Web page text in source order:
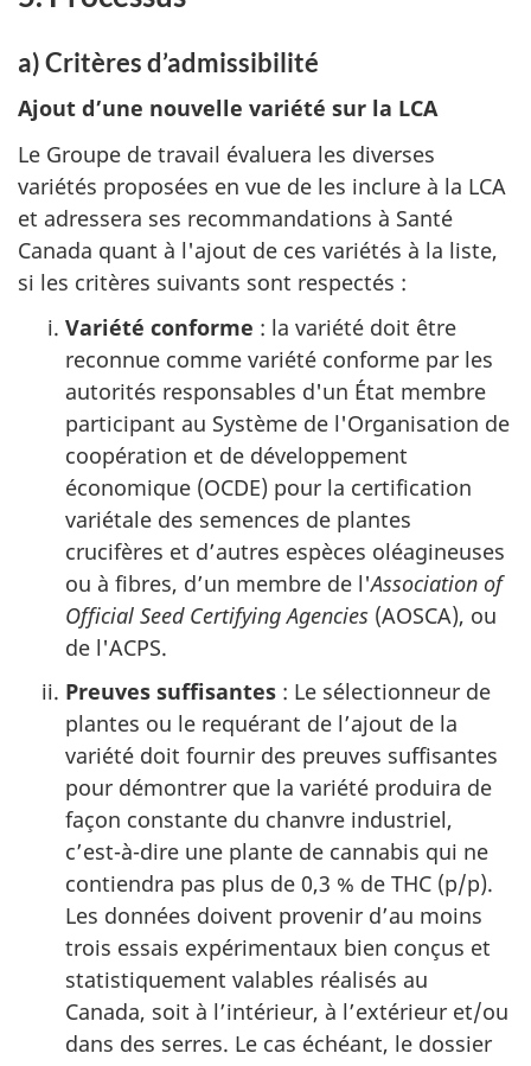
a) Critères d’admissibilité
Ajout d’une nouvelle variété sur la LCA
Le Groupe de travail évaluera les diverses
variétés proposées en vue de les inclure à la LCA
et adressera ses recommandations à Santé
Canada quant à l'ajout de ces variétés à la liste,
si les critères suivants sont respectés :
Variété conforme : la variété doit être
reconnue comme variété conforme par les
autorités responsables d'un État membre
participant au Système de l'Organisation de
coopération et de développement
économique (OCDE) pour la certification
variétale des semences de plantes
crucifères et d’autres espèces oléagineuses
ou à fibres, d’un membre de l'Association of
Official Seed Certifying Agencies (AOSCA), ou
de l'ACPS.
Preuves suffisantes : Le sélectionneur de
plantes ou le requérant de l’ajout de la
variété doit fournir des preuves suffisantes
pour démontrer que la variété produira de
façon constante du chanvre industriel,
c’est-à-dire une plante de cannabis qui ne
contiendra pas plus de 0,3 % de THC (p/p).
Les données doivent provenir d’au moins
trois essais expérimentaux bien conçus et
statistiquement valables réalisés au
Canada, soit à l’intérieur, à l’extérieur et/ou
dans des serres. Le cas échéant, le dossier